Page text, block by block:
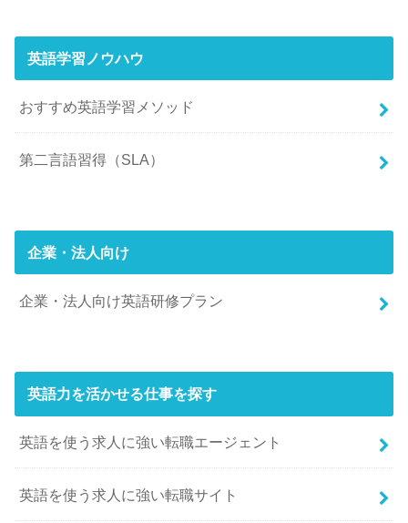
英語学習ノウハウ
おすすめ英語学習メソッド
第二言語習得（SLA）
企業・法人向け
企業・法人向け英語研修プラン
英語力を活かせる仕事を探す
英語を使う求人に強い転職エージェント
英語を使う求人に強い転職サイト